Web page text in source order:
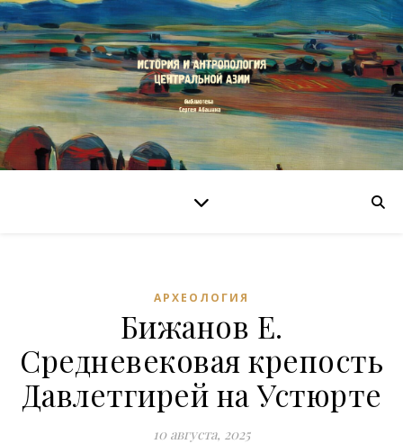
АРХЕОЛОГИЯ
Бижанов Е.
Средневековая крепость
Давлетгирей на Устюрте
10 августа, 2025